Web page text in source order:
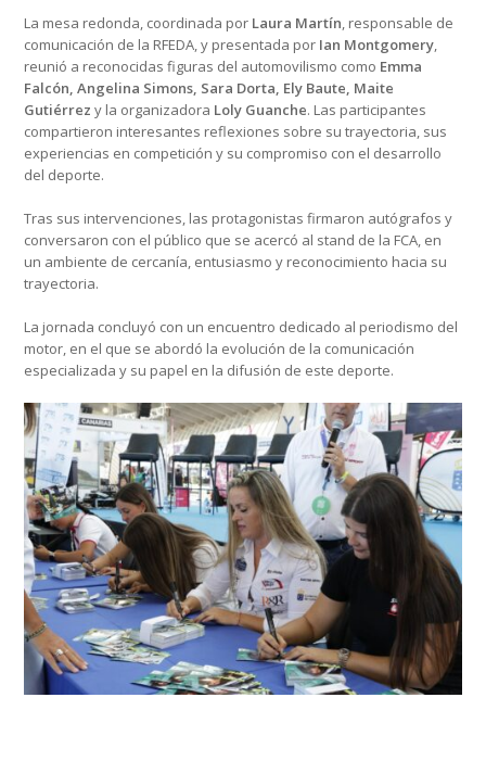
La mesa redonda, coordinada por Laura Martín, responsable de
comunicación de la RFEDA, y presentada por Ian Montgomery,
reunió a reconocidas figuras del automovilismo como Emma
Falcón, Angelina Simons, Sara Dorta, Ely Baute, Maite
Gutiérrez y la organizadora Loly Guanche. Las participantes
compartieron interesantes reflexiones sobre su trayectoria, sus
experiencias en competición y su compromiso con el desarrollo
del deporte.
Tras sus intervenciones, las protagonistas firmaron autógrafos y
conversaron con el público que se acercó al stand de la FCA, en
un ambiente de cercanía, entusiasmo y reconocimiento hacia su
trayectoria.
La jornada concluyó con un encuentro dedicado al periodismo del
motor, en el que se abordó la evolución de la comunicación
especializada y su papel en la difusión de este deporte.